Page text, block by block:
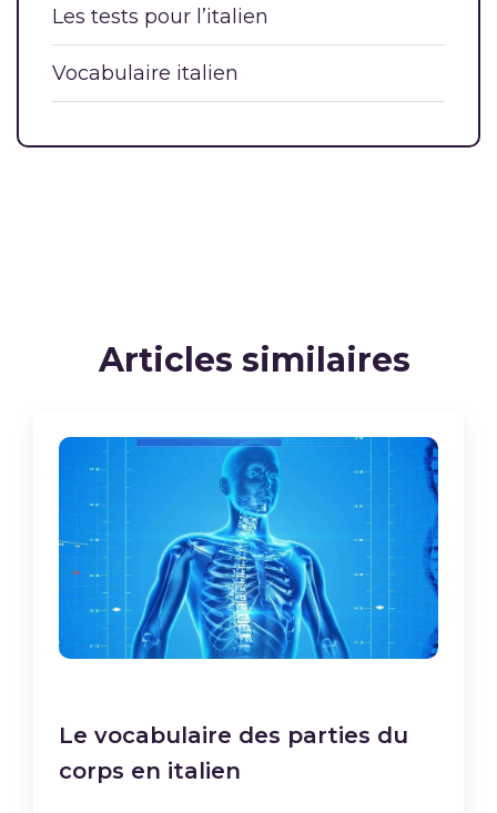
Les tests pour l’italien
Vocabulaire italien
Articles similaires
Le vocabulaire des parties du
corps en italien